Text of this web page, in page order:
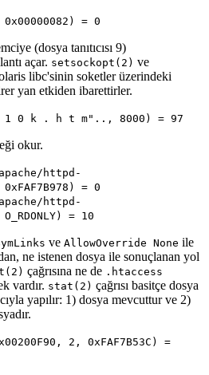
= 0
(dosya tanıtıcısı 9)
açar. setsockopt(2) ve
libc'sinin soketler üzerindeki
yan etkiden ibarettirler.
0 k . h t m".., 8000) = 97
okur.
httpd-
= 0
httpd-
= 10
ve AllowOverride None ile
ne istenen dosya ile sonuçlanan yol
çağrısına ne de .htaccess
vardır. stat(2) çağrısı basitçe dosya
yapılır: 1) dosya mevcuttur ve 2)
2, 0xFAF7B53C) =